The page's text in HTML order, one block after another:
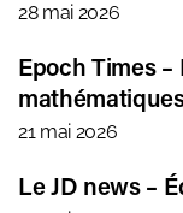
28 mai 2026
Epoch Times
21 mai 2026
Le JD news –